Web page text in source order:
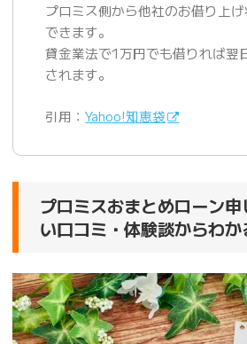
プロミス側から他社のお借り上
できます。
貸金業法で1万円でも借りれば翌
されます。
引用：Yahoo!知恵袋
プロミスおまとめローン
い口コミ・体験談からわか